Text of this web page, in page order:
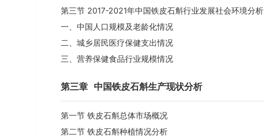
第三节 2017-2021年中国铁皮石斛行业发展社会环境分析
一、中国人口规模及老龄化情况
二、城乡居民医疗保健支出情况
三、营养保健食品行业规模情况
第三章 中国铁皮石斛生产现状分析
第一节 铁皮石斛总体市场概况
第二节 铁皮石斛种植情况分析